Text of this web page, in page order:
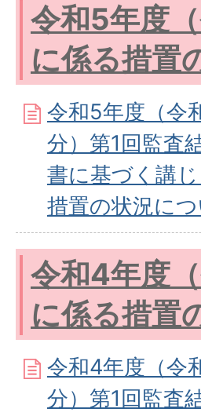
令和5年度
に係る措置
令和5年度（令
分）第1回監査
書に基づく講
措置の状況に
令和4年度
に係る措置
令和4年度（令
分）第1回監査